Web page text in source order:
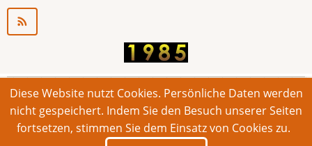
© 2026 Bonner Aufruf. Alle Rechte vorbehalten.
Footer
Impressum Kontakt Intern
Diese Website nutzt Cookies. Persönliche Daten werden
nicht gespeichert. Indem Sie den Besuch unserer Seiten
fortsetzen, stimmen Sie dem Einsatz von Cookies zu.